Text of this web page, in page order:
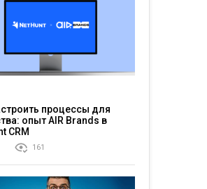
процессы для
опыт AIR Brands в
CRM
161